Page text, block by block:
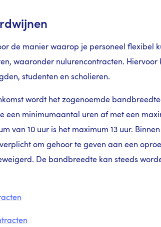
de manier waarop je personeel flexibel
waaronder nulurencontracten. Hiervoor
studenten en scholieren.
wordt het zogenoemde
een minimumaantal uren af met een
van 10 uur is het maximum 13 uur.
om gehoor te geven aan een
De bandbreedte kan steeds